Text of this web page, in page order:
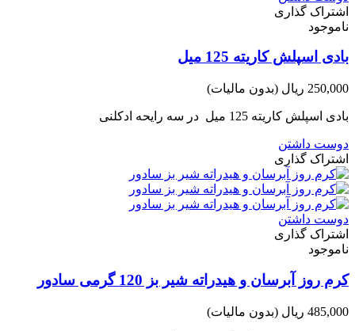
اشتراک گذاری
ناموجود
بادی اسپلش کاریته 125 میل
250,000 ریال (بدون مالیات)
بادی اسپلش کاریته 125 میل در سه رایحه ادکلنی
دوست داشتن
اشتراک گذاری
دوست داشتن
اشتراک گذاری
ناموجود
کرم روز آبرسان و هیدراته شیر بز 120 گرمی سادور
485,000 ریال (بدون مالیات)